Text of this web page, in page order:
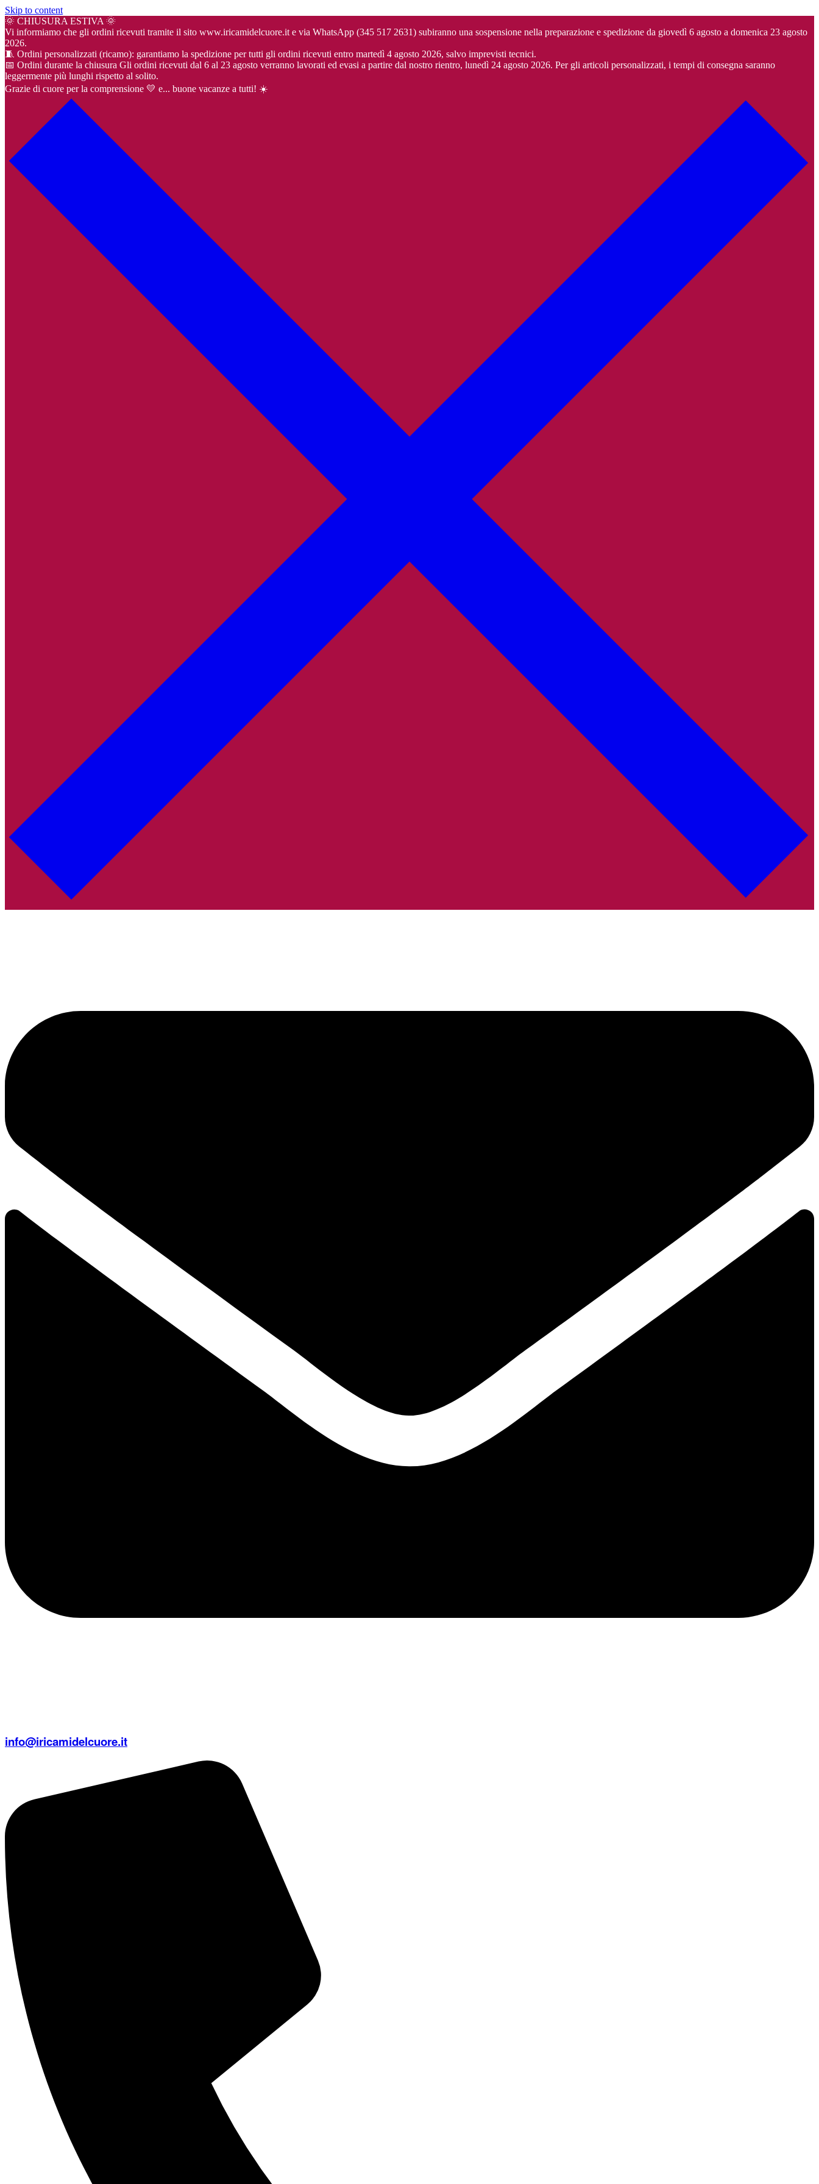
Skip to content
🌞 CHIUSURA ESTIVA 🌞
Vi informiamo che gli ordini ricevuti tramite il sito www.iricamidelcuore.it e via WhatsApp (345 517 2631) subiranno una sospensione nella preparazione e spedizione da giovedì 6 agosto a domenica 23 agosto
2026.
🧵 Ordini personalizzati (ricamo): garantiamo la spedizione per tutti gli ordini ricevuti entro martedì 4 agosto 2026, salvo imprevisti tecnici.
📅 Ordini durante la chiusura Gli ordini ricevuti dal 6 al 23 agosto verranno lavorati ed evasi a partire dal nostro rientro, lunedì 24 agosto 2026. Per gli articoli personalizzati, i tempi di consegna saranno
leggermente più lunghi rispetto al solito.
Grazie di cuore per la comprensione 💛 e... buone vacanze a tutti! ☀️
info@iricamidelcuore.it